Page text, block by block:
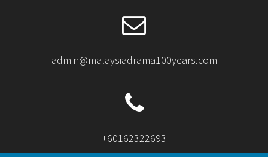
admin@malaysiadrama100years.com
+60162322693